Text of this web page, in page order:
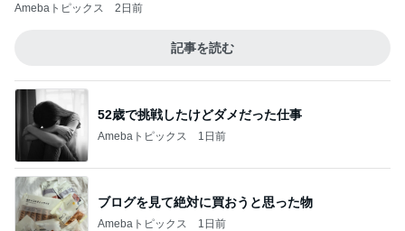
Amebaトピックス 2日前
記事を読む
52歳で挑戦したけどダメだった仕事
Amebaトピックス 1日前
ブログを見て絶対に買おうと思った物
Amebaトピックス 1日前